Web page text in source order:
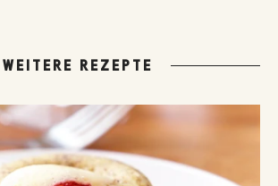
WEITERE REZEPTE